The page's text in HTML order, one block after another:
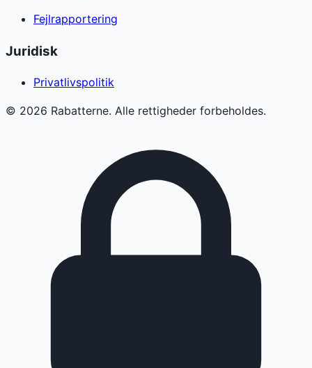
Fejlrapportering
Juridisk
Privatlivspolitik
© 2026 Rabatterne. Alle rettigheder forbeholdes.